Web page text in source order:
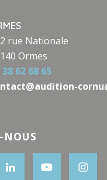
rue Nationale
Ormes
38 62 68 65
NOUS